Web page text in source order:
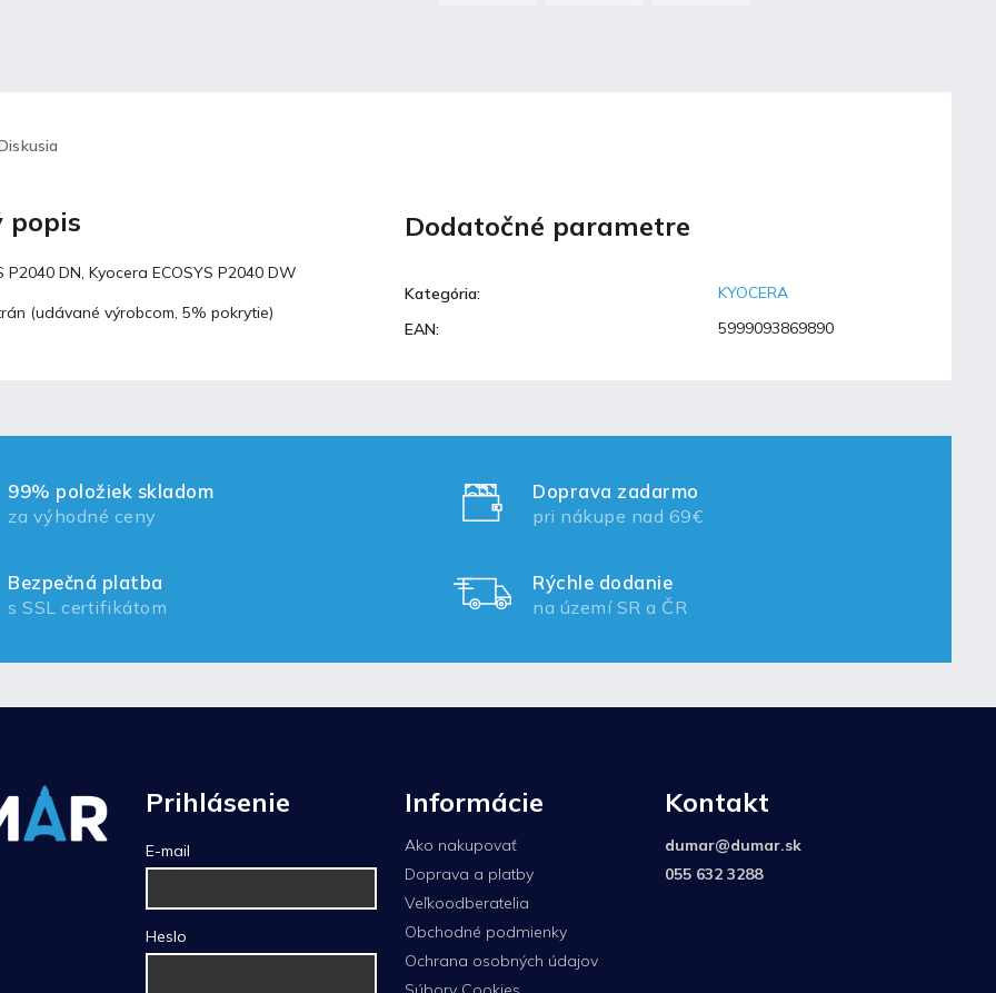
popis
P2040 DN, Kyocera ECOSYS P2040 DW
(udávané výrobcom, 5% pokrytie)
Dodatočné parametre
Kategória:
KYOCERA
EAN: 5999093869890
99% položiek skladom
za výhodné ceny
Doprava zadarmo
pri nákupe nad 69€
Bezpečná platba
s SSL certifikátom
Rýchle dodanie
na území SR a ČR
Prihlásenie
E-mail
Heslo
Informácie
Ako nakupovať
Doprava a platby
Veľkoodberatelia
Obchodné podmienky
Ochrana osobných údajov
Kontakt
dumar@dumar.sk
055 632 3288